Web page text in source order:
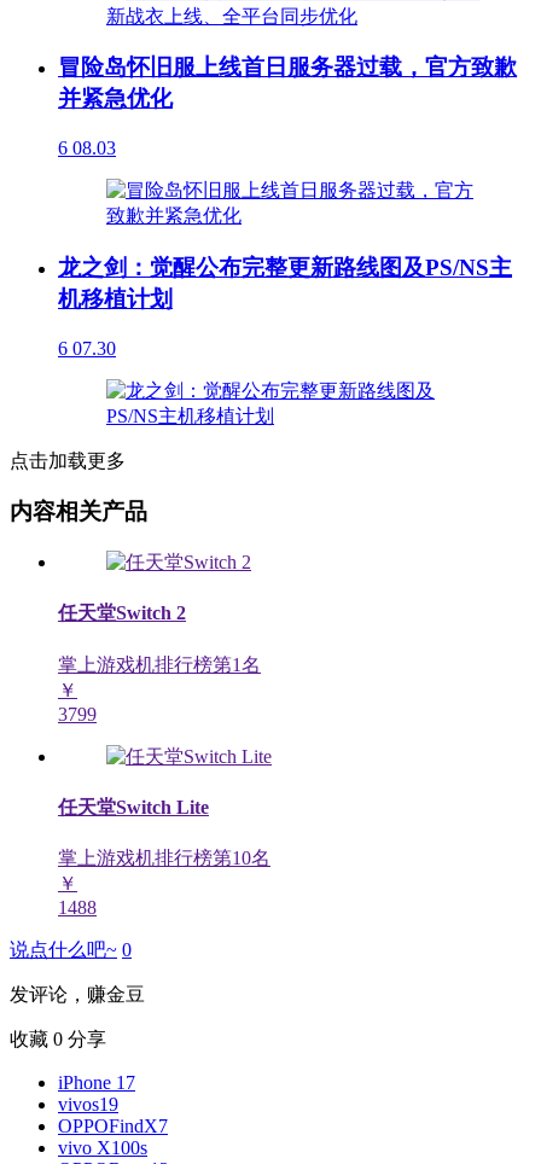
冒险岛怀旧服上线首日服务器过载，官方致歉
并紧急优化
6 08.03
龙之剑：觉醒公布完整更新路线图及PS/NS主
机移植计划
6 07.30
点击加载更多
内容相关产品
任天堂Switch 2
掌上游戏机排行榜第1名
￥
3799
任天堂Switch Lite
掌上游戏机排行榜第10名
￥
1488
说点什么吧~ 0
发评论，赚金豆
收藏 0 分享
iPhone 17
vivos19
OPPOFindX7
vivo X100s